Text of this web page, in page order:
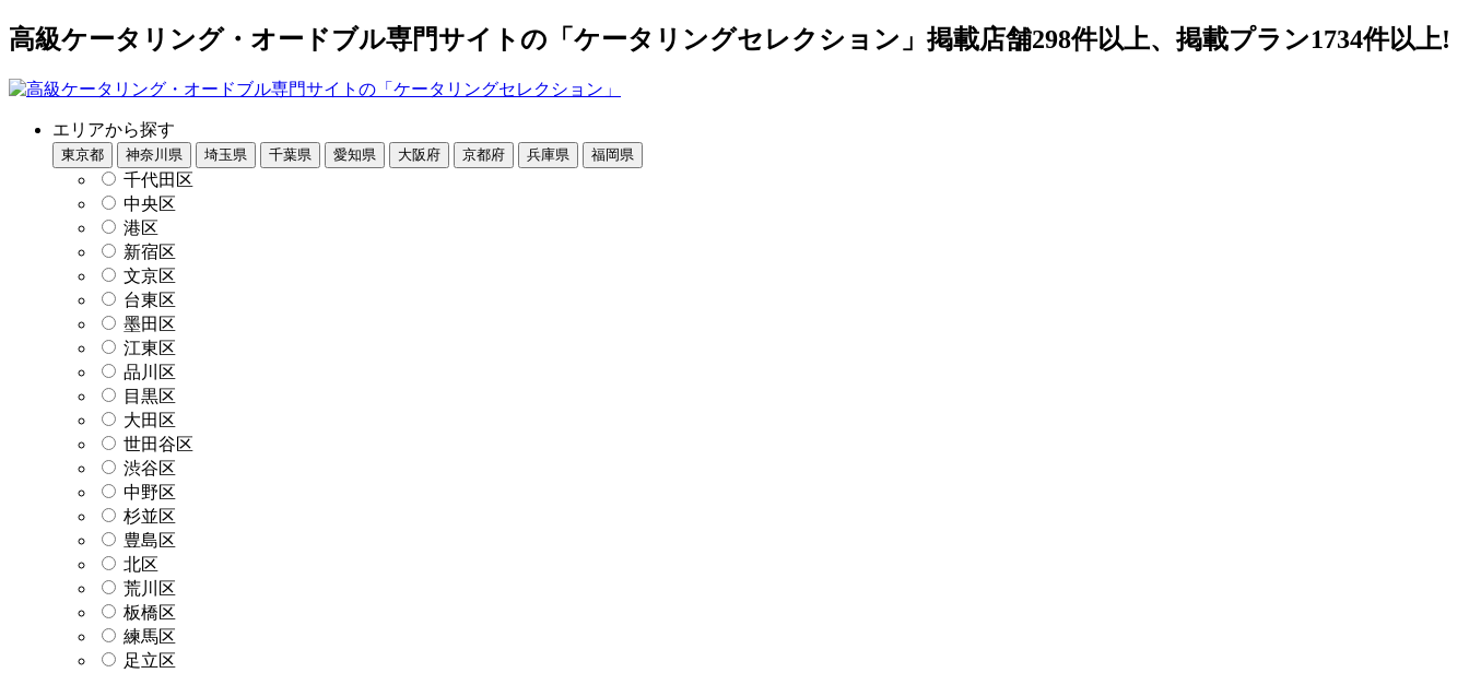
高級ケータリング・オードブル専門サイトの「ケータリングセレクション」掲載店舗298件以上、掲載プラン1734件以上!
エリアから探す
東京都 神奈川県 埼玉県 千葉県 愛知県 大阪府 京都府 兵庫県 福岡県
千代田区
中央区
港区
新宿区
文京区
台東区
墨田区
江東区
品川区
目黒区
大田区
世田谷区
渋谷区
中野区
杉並区
豊島区
北区
荒川区
板橋区
練馬区
足立区